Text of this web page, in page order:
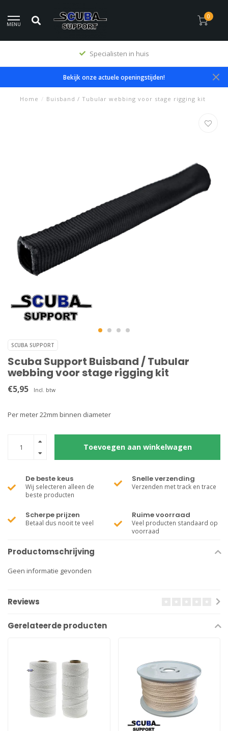
MENU
0
Premium producten
Bekijk onze actuele openingstijden!
Home / Buisband / Tubular webbing voor stage rigging kit
SCUBA SUPPORT
Scuba Support Buisband / Tubular
webbing voor stage rigging kit
€5,95 Incl. btw
Per meter 22mm binnen diameter
Toevoegen aan winkelwagen
De beste keus
Wij selecteren alleen de
beste producten
Snelle verzending
Verzenden met track en trace
Scherpe prijzen
Betaal dus nooit te veel
Ruime voorraad
Veel producten standaard op
voorraad
Productomschrijving
Geen informatie gevonden
Reviews
Gerelateerde producten